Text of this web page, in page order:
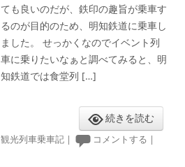
ても良いのだが、鉄印の趣旨が乗車す
るのが目的のため、明知鉄道に乗車し
ました。 せっかくなのでイベント列
車に乗りたいなぁと調べてみると、明
知鉄道では食堂列 […]
続きを読む
観光列車乗車記 | コメントする |